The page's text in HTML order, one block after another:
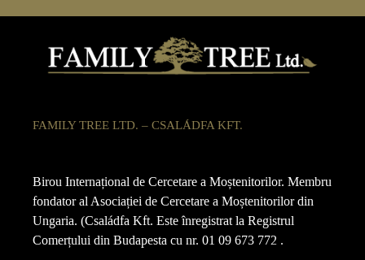
FAMILY TREE LTD. – CSALÁDFA KFT.
Birou Internațional de Cercetare a Moștenitorilor. Membru
fondator al Asociației de Cercetare a Moștenitorilor din
Ungaria. (Családfa Kft. Este înregistrat la Registrul
Comerțului din Budapesta cu nr. 01 09 673 772 .